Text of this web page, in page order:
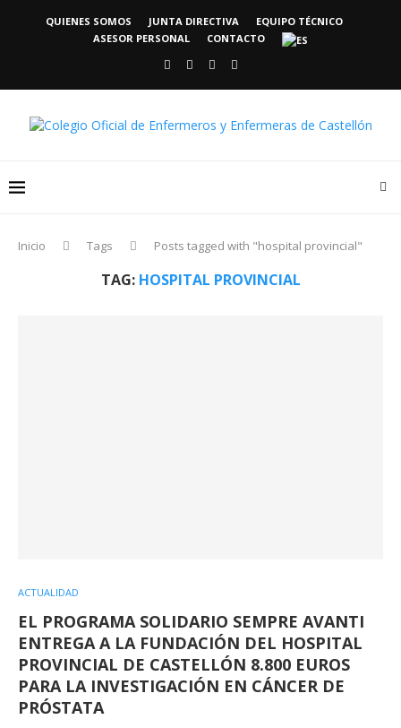
QUIENES SOMOS JUNTA DIRECTIVA
EQUIPO TÉCNICO
ASESOR PERSONAL
CONTACTO
Inicio Tags Posts tagged with "hospital provincial"
TAG: HOSPITAL PROVINCIAL
ACTUALIDAD
EL PROGRAMA SOLIDARIO SEMPRE AVANTI
ENTREGA A LA FUNDACIÓN DEL HOSPITAL
PROVINCIAL DE CASTELLÓN 8.800 EUROS
PARA LA INVESTIGACIÓN EN CÁNCER DE
PRÓSTATA